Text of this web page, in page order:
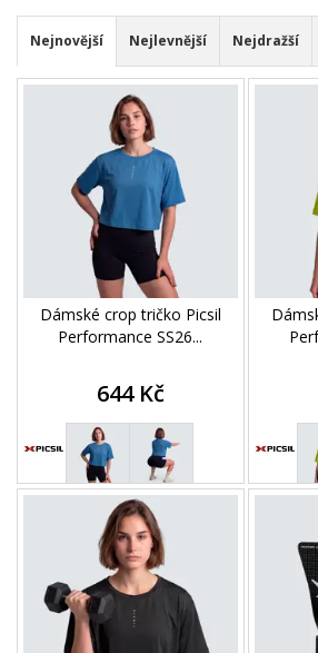
Nejnovější Nejlevnější Nejdražší
Dámské crop tričko Picsil
Performance SS26...
644 Kč